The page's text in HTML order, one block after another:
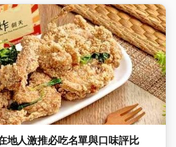
地人激推必吃名單與口味評比